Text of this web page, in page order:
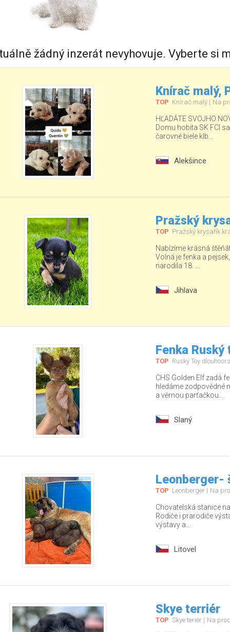
žádný inzerát nevyhovuje. Vyberte si
Knírač malý,
TOP Knírač malý Na
HĽADÁTE SVOJHO
Domu hobita SK FCI
čarovné biele klb...
Alekšince
Pražský
TOP Pražský krysařík
Nabízíme krásná
Volná je fenka a
narodila 18. ...
Jihlava
Fenka Ruský
TOP Ruský Toy
CHS Golden Elf zadá
hledáme zodpovědné
a věrnou parťačkou...
Slaný
Leonberger-
TOP Leonberger Na
Chovatelská stanice
Rodiče i prarodiče
výstavy a...
Litovel
Skye terriér
TOP Skye teriér Na